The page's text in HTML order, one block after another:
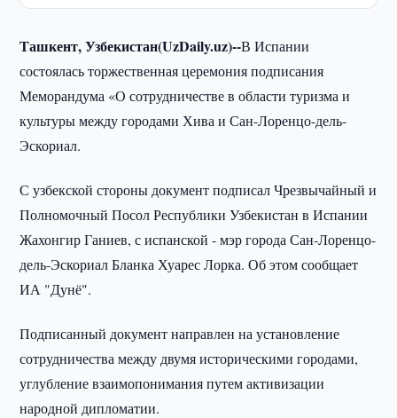
Ташкент, Узбекистан(UzDaily.uz)--В Испании
состоялась торжественная церемония подписания
Меморандума «О сотрудничестве в области туризма и
культуры между городами Хива и Сан-Лоренцо-дель-
Эскориал.
С узбекской стороны документ подписал Чрезвычайный и
Полномочный Посол Республики Узбекистан в Испании
Жахонгир Ганиев, с испанской - мэр города Сан-Лоренцо-
дель-Эскориал Бланка Хуарес Лорка. Об этом сообщает
ИА "Дунё".
Подписанный документ направлен на установление
сотрудничества между двумя историческими городами,
углубление взаимопонимания путем активизации
народной дипломатии.